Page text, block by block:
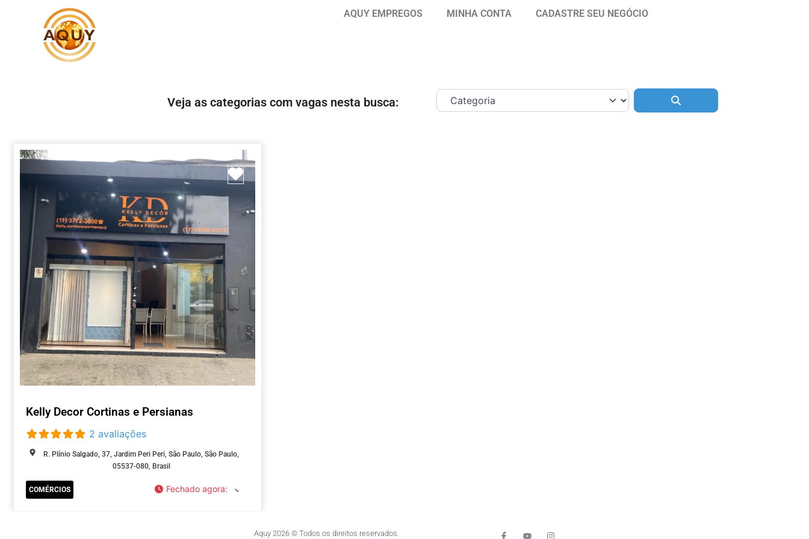
AQUY EMPREGOS MINHA CONTA CADASTRE SEU NEGÓCIO
Veja as categorias com vagas nesta busca:
Marcar como Favorito
Kelly Decor Cortinas e Persianas
2 avaliações
R. Plínio Salgado, 37, Jardim Peri Peri, São Paulo, São Paulo,
05537-080, Brasil
COMÉRCIOS Fechado agora:
Aquy 2026 © Todos os direitos reservados.